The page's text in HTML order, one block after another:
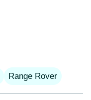
Range Rover